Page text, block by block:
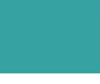
เกี่ยวกับสถาบัน